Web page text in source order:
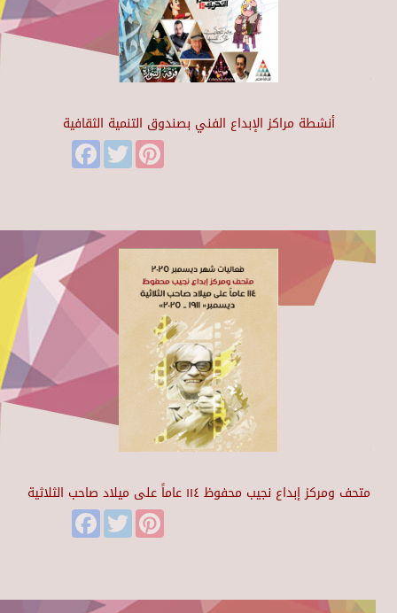
أنشطة مراكز الإبداع الفني بصندوق التنمية الثقافية
FacebookTwitter
متحف ومركز إبداع نجيب محفوظ ١١٤ عاماً على ميلاد صاحب الثلاثية
FacebookTwitter